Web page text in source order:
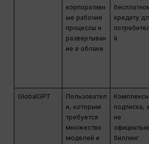
корпоративн
ые рабочие
процессы и
развертыван
ие в облаке
кредиту
й
GlobalGPT
Пользовател
и, которым
требуется
множество
моделей и
подписка, а
не
биллинг